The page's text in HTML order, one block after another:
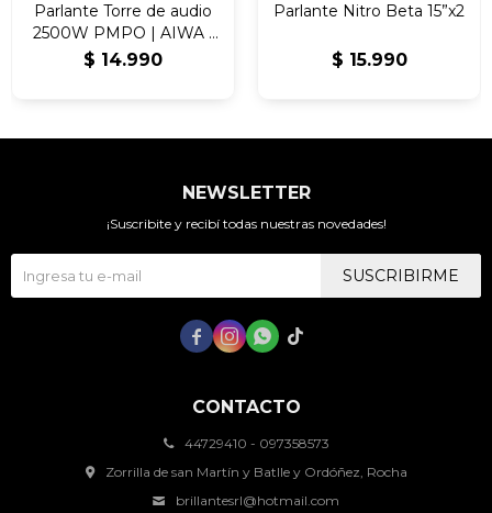
Parlante Torre de audio
2500W PMPO | AIWA |
AW-POC10
$ 14.990
Parlante Nitro Beta 15”x2
$ 15.990
CONTACTO
44729410 - 097358573
Zorrilla de san Martín y Batlle y Ordóñez, Rocha
brillantesrl@hotmail.com
NEWSLETTER
¡Suscribite y recibí todas nuestras novedades!
SUSCRIBIRME
   